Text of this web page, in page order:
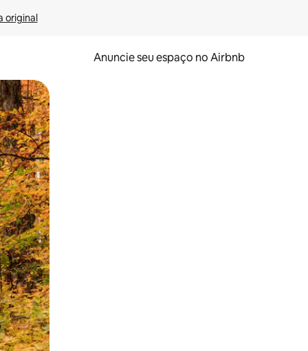
original
Anuncie seu espaço no Airbnb
o dedo na tela.